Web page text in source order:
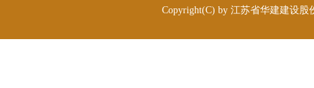
Copyright(C) by 江苏省华建建设